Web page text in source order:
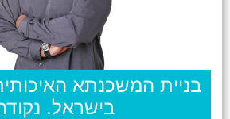
בניית המשכנתא
בישראל.